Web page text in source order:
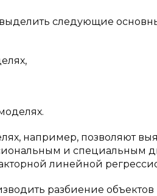
следующие
например, позволяют
и специальным
линейной
разбиение